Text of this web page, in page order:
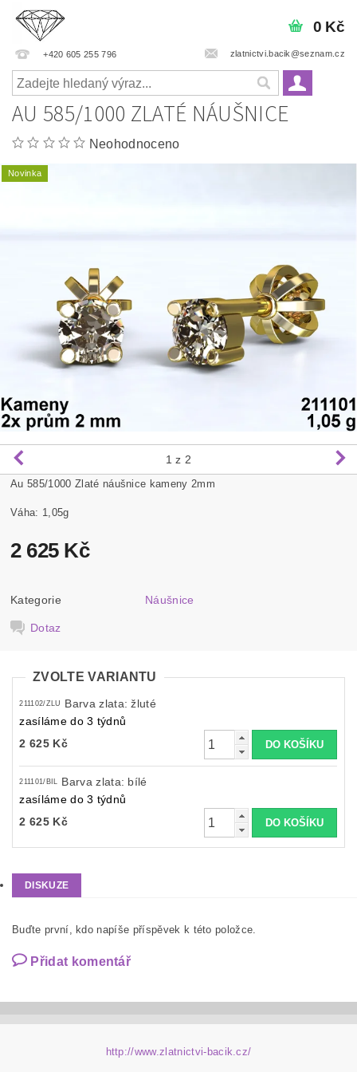
+420 605 255 796 zlatnictvi.bacik@seznam.cz
0 Kč
AU 585/1000 ZLATÉ NÁUŠNICE
Neohodnoceno
Novinka
1 z 2
Au 585/1000 Zlaté náušnice kameny 2mm
Váha: 1,05g
2 625 Kč
Kategorie Náušnice
Dotaz
ZVOLTE VARIANTU
211102/ZLU
Barva zlata: žluté
zasíláme do 3 týdnů
2 625 Kč
211101/BIL Barva zlata: bílé
zasíláme do 3 týdnů
2 625 Kč
DISKUZE
Buďte první, kdo napíše příspěvek k této položce.
Přidat komentář
http://www.zlatnictvi-bacik.cz/